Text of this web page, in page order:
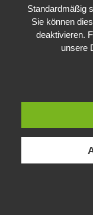
Standardmäßig
Sie können
deaktivieren.
unsere